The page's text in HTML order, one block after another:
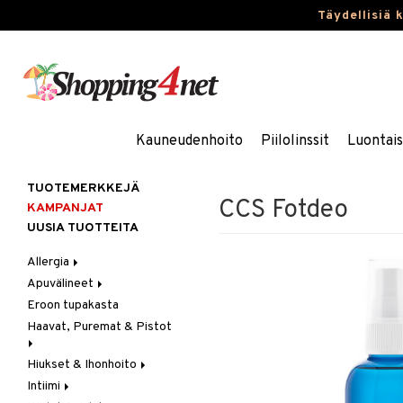
Täydellisiä
Kauneudenhoito Piilolinssit
CCS Fotdeo
TUOTEMERKKEJÄ
KAMPANJAT
UUSIA TUOTTEITA
Allergia
Nenäsuihkeet
Silmätipat
Apuvälineet
Hygienia
Kävely & Seisominen
Saa kiinni & Ylety
Eroon tupakasta
Haavat, Puremat & Pistot
Ensiapu
Haavat
Hiukset & Ihonhoito
Erityistuotteet
Intiimi